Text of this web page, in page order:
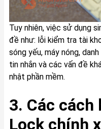
Tuy nhiên, việc sử dụng
đề như: lỗi kiểm tra tài
sóng yếu, máy nóng,
tin nhắn và các vấn đề
nhật phần mềm.
3. Các
Lock chính